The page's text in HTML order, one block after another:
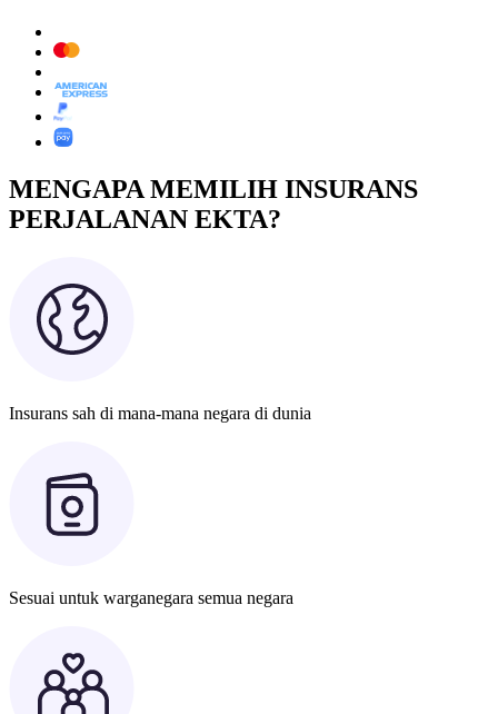
MENGAPA MEMILIH INSURANS
PERJALANAN EKTA?
Insurans sah di mana-mana negara di dunia
Sesuai untuk warganegara semua negara